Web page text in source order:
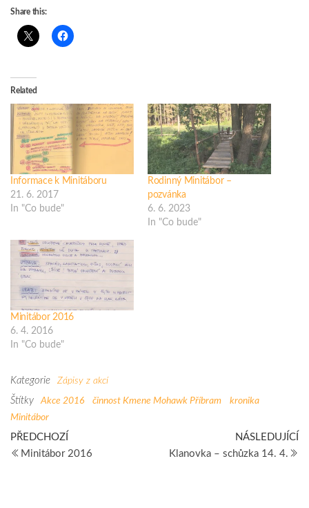
Share this:
Related
Informace k Minitáboru
21. 6. 2017
In "Co bude"
Rodinný Minitábor –
pozvánka
6. 6. 2023
In "Co bude"
Minitábor 2016
6. 4. 2016
In "Co bude"
Kategorie Zápisy z akcí
Štítky Akce 2016 činnost Kmene Mohawk Příbram
kronika
Minitábor
Navigace
pro
Předchozí
článek
PŘEDCHOZÍ
Minitábor 2016
NÁSLEDUJÍCÍ
Klanovka – schůzka 14. 4.